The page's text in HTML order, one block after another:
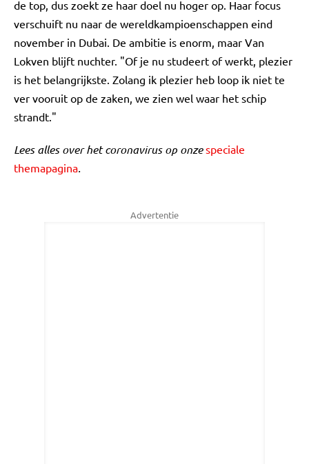
de top, dus zoekt ze haar doel nu hoger op. Haar focus
verschuift nu naar de wereldkampioenschappen eind
november in Dubai. De ambitie is enorm, maar Van
Lokven blijft nuchter. "Of je nu studeert of werkt, plezier
is het belangrijkste. Zolang ik plezier heb loop ik niet te
ver vooruit op de zaken, we zien wel waar het schip
strandt."
Lees alles over het coronavirus op onzespeciale
themapagina.
Advertentie